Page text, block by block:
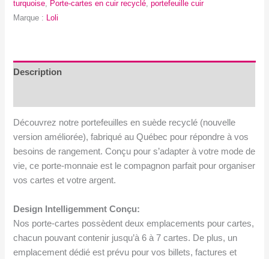
Version
turquoise, Porte-cartes en cuir recyclé,portefeuille cuir
Marque : Loli
Description
Découvrez notre portefeuilles en suède recyclé (nouvelle
version améliorée), fabriqué au Québec pour répondre à vos
besoins de rangement. Conçu pour s’adapter à votre mode de
vie, ce porte-monnaie est le compagnon parfait pour organiser
vos cartes et votre argent.
Design Intelligemment Conçu:
Nos porte-cartes possèdent deux emplacements pour cartes,
chacun pouvant contenir jusqu’à 6 à 7 cartes. De plus, un
emplacement dédié est prévu pour vos billets, factures et